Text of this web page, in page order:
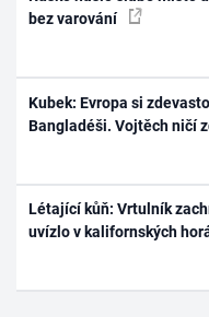
bez varování
Kubek: Evropa si
Bangladéši. Vojtěch ničí
Létající kůň: Vrtulník
uvízlo v kalifornských